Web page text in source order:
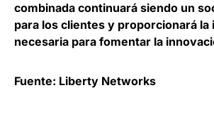
combinada continuará siendo un
para los clientes y proporcionará
necesaria para fomentar la
Fuente: Liberty Networks